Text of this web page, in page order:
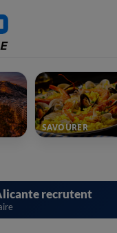
SAVOURER
recrutent